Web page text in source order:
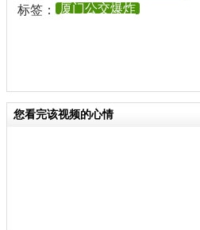
标签： 厦门公交爆炸
您看完该视频的心情